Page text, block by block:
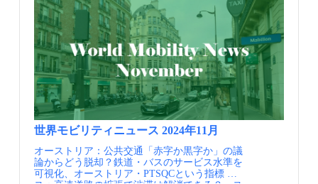
2026（2022 USDOT） ②COLLECTIVE AND
INDIVIDUAL ACTIONS TO ENVISION AND
REALIZE THE NEXT ERA OF AMERICA’S
TRANSPORTATION
INFRASTRUCTURE（2025.1.7 AASHTO）
③AASHTO Moonshot Update （2025.1.7
NJDOT） ④Equity Action Plan（2022.1
USDOT）
ある公聴会まで辿り着きませんでした。その
後、高速道路建設にかかるコストに対して市民
から疑問の声が上がり、公共交通や自転車への
関心が高まりました。こうした流れを受け、
2019年にはPUMの策定が改めて進められまし
た。今回は公聴会も開催され、その結果、高速
道路ではなく公共交通を優先する方針が採択さ
れ、現在のPUMが策定されました。 現在のリ
エージュでは、トラム、BRT、バスが一体的に
整備されています。トラムは需要の最も大きい
中心部と中央駅リエージュ＝ギユマン駅を結
び、次に需要の多い区間をBRTが、その他をバ
ています。また、トラムは環境面にも配慮して
おり、全体の約3分1の区間で芝生軌道となって
います。さらに、市街地内では架線を張ること
欧州の国際公共交通連合UITP（The International
Association of Public Transport）の資料等にあ
る、誰でも気軽に使えるという意味での公共性
の高い、移動にかかるサービスの総称で、シェ
アサイクルや電動キックボード（海外ではe-
scooter）のシェアリングも公共交通に含むもの
とする。 新しい技術やサービスが出現するこ
とも多く、時代の背景やさまざまな要件も変化
が激しく、結果として、地域での課題設定も多
様になってきている。その意味で、実証実験が
多くなることは、基本的に歓迎されるべきこと
と言える。実証実験にかかる費用に、国税等公
れる。 しかしながら、実際に各地で行われて
いる実証実験の様子をうかがっていると、この
まま放置しておいてはいけないことがいくつか
世界モビリティニュース 2024年11月
オーストリア：公共交通「赤字か黒字か」の議
論からどう脱却？鉄道・バスのサービス水準を
可視化、オーストリア・PTSQCという指標 スイ